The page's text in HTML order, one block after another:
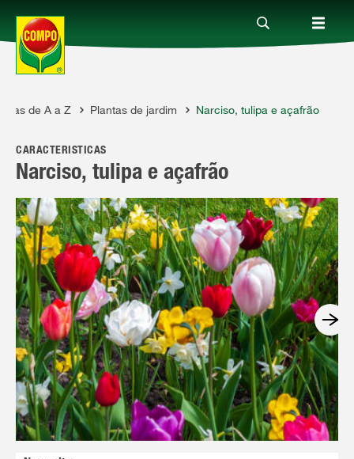
Produtos
Guia
Serviço
Quem somos
de A a Z Plantas de jardim Narciso, tulipa e açafrão
CARACTERÍSTICAS
Narciso, tulipa e açafrão